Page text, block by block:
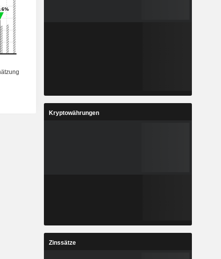
Kryptowährungen
Zinssätze